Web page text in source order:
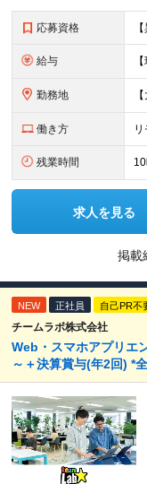
応募資格
給与
勤務地
働き方
残業時間
求人を見る
掲載
NEW 正社員 自己PR不
チームラボ株式会社
Web・スマホアプリエ
～＋決算賞与(年2回) *